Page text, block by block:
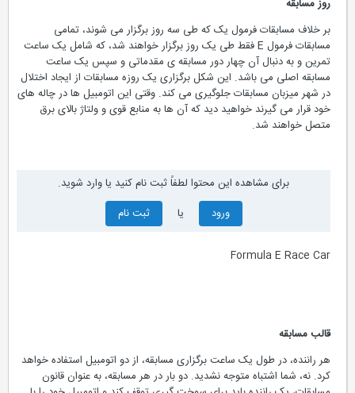
روز مسابقه
بر خلاف مسابقات فرمول یک که طی سه روز برگزار می شوند، تمامی
مسابقات فرمول E فقط طی یک روز برگزار خواهند شد، که شامل یک ساعت
تمرین و به دنبال آن چهار دور مسابقه ی مقدماتی و سپس یک ساعت
مسابقه اصلی می باشد. این شکل برگزاری یک روزه مسابقات از ایجاد اختلال
در شهر میزبان مسابقات جلوگیری می کند. وقتی این اتومبیل ها در چاله های
خود قرار می گیرند خواهید دید که آن ها به منابع قوی و ولتاژ بالای برق
متصل خواهند شد.
برای مشاهده این محتوا لطفاً ثبت نام کنید یا وارد شوید.
ورود
ثبت نام
Formula E Race Car
قالب مسابقه
هر راننده، در طول یک ساعت برگزاری مسابقه، از دو اتومبیل استفاده خواهد
کرد. نه، شما اشتباه متوجه نشدید. دو بار در هر مسابقه، به عنوان قانون